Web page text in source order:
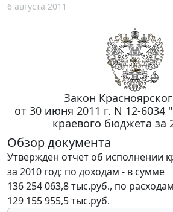
6 августа 2011
Закон
от 30 июня 2011 г. N 12-
краевого бюджета за
Обзор документа
Утвержден отчет об исполнении
за 2010 год: по доходам - в сумме
136 254 063,8 тыс.руб., по
129 155 955,5 тыс.руб.